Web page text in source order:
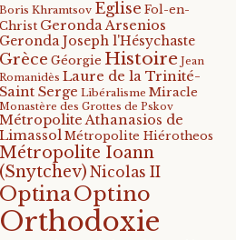
Boris Khramtsov Eglise Fol-en-
Christ Geronda Arsenios
Geronda Joseph l'Hésychaste
Grèce Géorgie Histoire Jean
Romanidès Laure de la Trinité-
Saint Serge Libéralisme Miracle
Monastère des Grottes de Pskov
Métropolite Athanasios de
Limassol Métropolite Hiérotheos
Métropolite Ioann
(Snytchev) Nicolas II
OptinaOptino
Orthodoxie